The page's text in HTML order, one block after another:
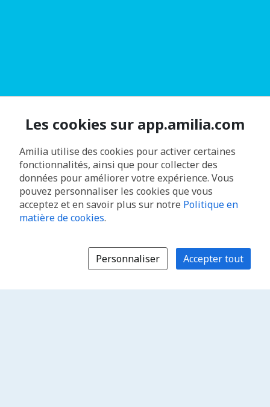
Les cookies sur app.amilia.com
Amilia utilise des cookies pour activer certaines
fonctionnalités, ainsi que pour collecter des
données pour améliorer votre expérience. Vous
pouvez personnaliser les cookies que vous
acceptez et en savoir plus sur notre Politique en
matière de cookies.
Personnaliser Accepter tout